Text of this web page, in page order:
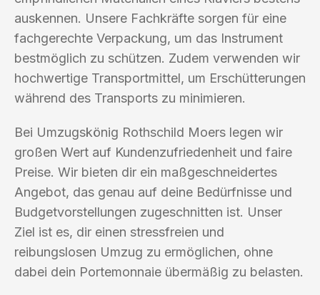
auskennen. Unsere Fachkräfte sorgen für eine
fachgerechte Verpackung, um das Instrument
bestmöglich zu schützen. Zudem verwenden wir
hochwertige Transportmittel, um Erschütterungen
während des Transports zu minimieren.
Bei Umzugskönig Rothschild Moers legen wir
großen Wert auf Kundenzufriedenheit und faire
Preise. Wir bieten dir ein maßgeschneidertes
Angebot, das genau auf deine Bedürfnisse und
Budgetvorstellungen zugeschnitten ist. Unser
Ziel ist es, dir einen stressfreien und
reibungslosen Umzug zu ermöglichen, ohne
dabei dein Portemonnaie übermäßig zu belasten.